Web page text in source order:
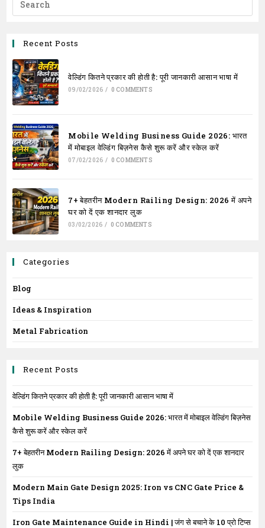
Recent Posts
वेल्डिंग कितने प्रकार की होती है: पूरी जानकारी आसान भाषा में
09/02/2026 / 0 COMMENTS
Mobile Welding Business Guide 2026: भारत
में मोबाइल वेल्डिंग बिज़नेस कैसे शुरू करें और स्केल करें
07/02/2026 / 0 COMMENTS
7+ बेहतरीन Modern Railing Design: 2026 में अपने
घर को दें एक शानदार लुक
03/02/2026 / 0 COMMENTS
Categories
Blog
Ideas & Inspiration
Metal Fabrication
Recent Posts
वेल्डिंग कितने प्रकार की होती है: पूरी जानकारी आसान भाषा में
Mobile Welding Business Guide 2026: भारत में मोबाइल वेल्डिंग बिज़नेस
कैसे शुरू करें और स्केल करें
7+ बेहतरीन Modern Railing Design: 2026 में अपने घर को दें एक शानदार
लुक
Modern Main Gate Design 2025: Iron vs CNC Gate Price &
Tips India
Iron Gate Maintenance Guide in Hindi | जंग से बचाने के 10 प्रो टिप्स